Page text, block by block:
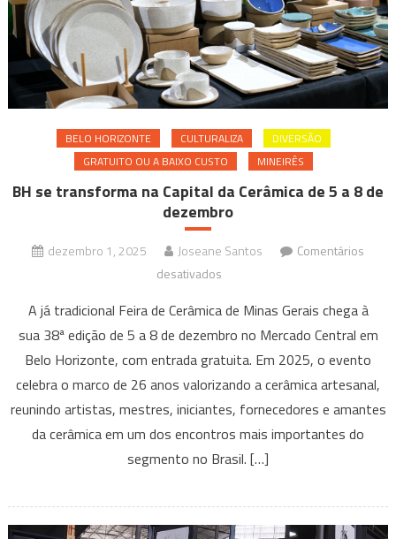
Mercado
Central
BELO HORIZONTE CULTURALIZA
DIVERSÃO
GRATUITO OU A BAIXO CUSTO
MINEIRÊS
BH se transforma na Capital da Cerâmica de 5 a 8 de
dezembro
dezembro 1, 2025 Joseane Santos
Comentários
desativados
se
transforma
na
Capital
da
Cerâmica
A já tradicional Feira de Cerâmica de Minas Gerais chega à
sua 38ª edição de 5 a 8 de dezembro no Mercado Central em
Belo Horizonte, com entrada gratuita. Em 2025, o evento
celebra o marco de 26 anos valorizando a cerâmica artesanal,
reunindo artistas, mestres, iniciantes, fornecedores e amantes
da cerâmica em um dos encontros mais importantes do
segmento no Brasil. […]